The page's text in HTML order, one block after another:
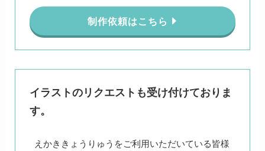
制作依頼はこちら
イラストのリクエストも受け付けておりま
す。
えかききょうりゅうをご利用いただいている皆様